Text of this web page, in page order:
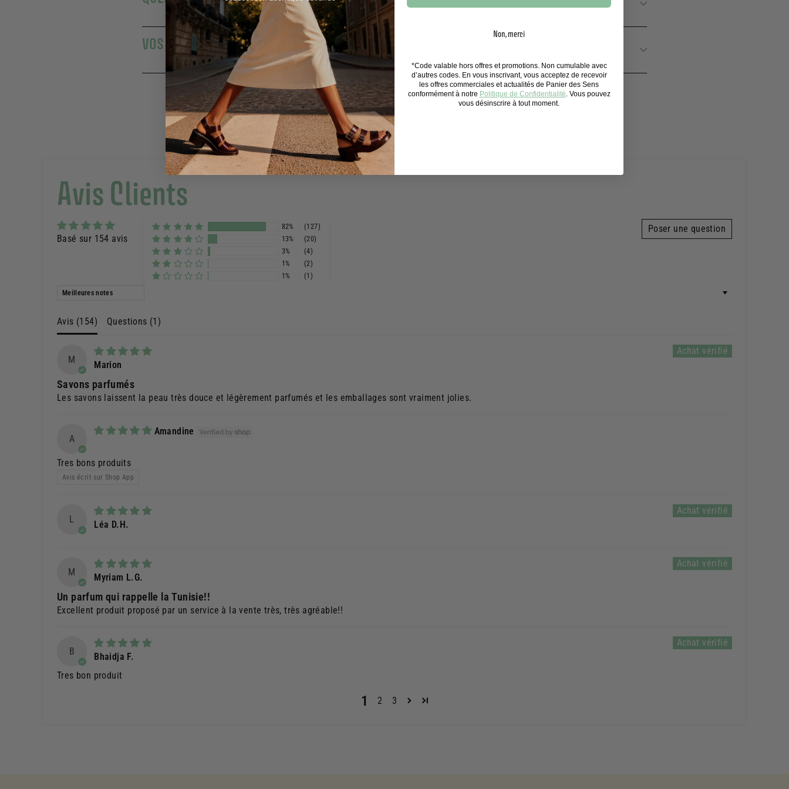
VOS SAVONS SOLIDES CONVIENNENT-ILS AUX PEAUX SENSIBLES ?
Avis Clients
Basé sur 154 avis
Poser une question
82%
(127)
13%
(20)
3%
(4)
1%
(2)
1%
(1)
Sort by
Avis (154) Questions (1 )
M Marion
Savons parfumés
Les savons laissent la peau très douce et légèrement parfumés et les emballages sont vraiment jolies.
A
Amandine
Tres bons produits
Avis écrit sur Shop App
L Léa D.H.
M Myriam L.G.
Un parfum qui rappelle la Tunisie!!
Excellent produit proposé par un service à la vente très, très agréable!!
B
Bhaidja F.
Tres bon produit
1 2 3
Non, merci
*Code valable hors offres et promotions. Non cumulable avec
d’autres codes. En vous inscrivant, vous acceptez de recevoir
les offres commerciales et actualités de Panier des Sens
conformément à notre Politique de Confidentialité. Vous pouvez
vous désinscrire à tout moment.